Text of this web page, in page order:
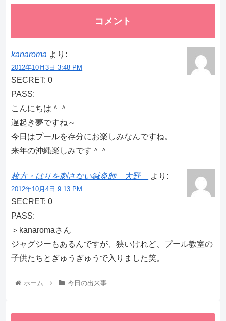
コメント
kanaroma より:
2012年10月3日 3:48 PM
SECRET: 0
PASS:
こんにちは＾＾
遅起き夢ですね～
今日はプールを存分にお楽しみなんですね。
来年の沖縄楽しみです＾＾
枚方・はりを刺さない鍼灸師 大野 より:
2012年10月4日 9:13 PM
SECRET: 0
PASS:
＞kanaromaさん
ジャグジーもあるんですが、狭いけれど、プール教室の
子供たちとぎゅうぎゅうで入りました笑。
ホーム 今日の出来事